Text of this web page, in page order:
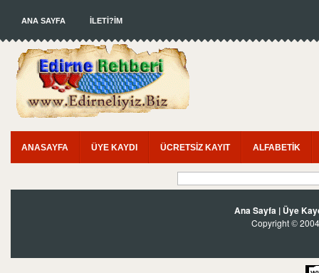
ANA SAYFA İLETİ?İM
ANASAYFA ÜYE KAYDI ÜCRETSİZ KAYIT ALFABETİK
Ana Sayfa | Üye
Copyright ©